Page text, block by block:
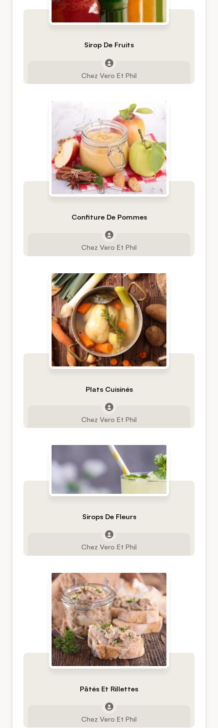
Sirop De Fruits
Chez Vero Et Phil
Confiture De Pommes
Chez Vero Et Phil
Plats Cuisinés
Chez Vero Et Phil
Sirops De Fleurs
Chez Vero Et Phil
Pâtés Et Rillettes
Chez Vero Et Phil